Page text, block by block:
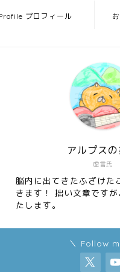
プロフィール
虚言氏
アルプス
脳内に出てきたふざけた
きます！ 拙い文章です
たします。
＼ Follow